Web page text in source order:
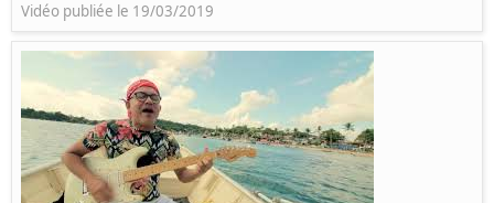
Vidéo publiée le 19/03/2019